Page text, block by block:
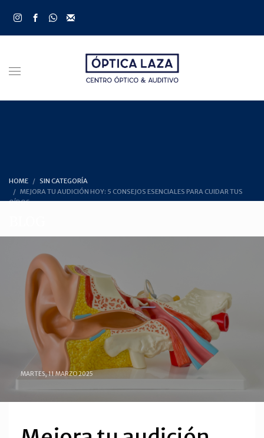
HOME
SIN CATEGORÍA
MEJORA TU AUDICIÓN HOY: 5 CONSEJOS ESENCIALES PARA CUIDAR TUS
OÍDOS
MARTES, 11 MARZO 2025